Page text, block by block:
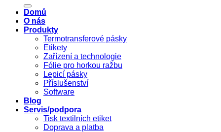
Domů
O nás
Produkty
Termotransferové pásky
Etikety
Zařízení a technologie
Fólie pro horkou ražbu
Lepicí pásky
Příslušenství
Software
Blog
Servis/podpora
Tisk textilních etiket
Doprava a platba